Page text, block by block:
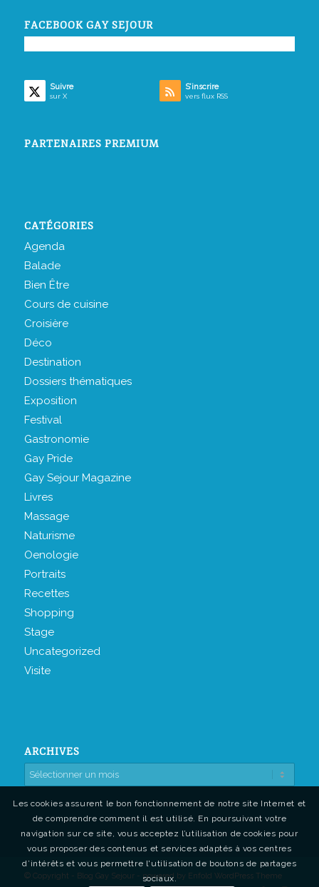
FACEBOOK GAY SEJOUR
Suivre
sur X
S’inscrire
vers flux RSS
PARTENAIRES PREMIUM
CATÉGORIES
Agenda
Balade
Bien Être
Cours de cuisine
Croisière
Déco
Destination
Dossiers thématiques
Exposition
Festival
Gastronomie
Gay Pride
Gay Sejour Magazine
Livres
Massage
Naturisme
Oenologie
Portraits
Recettes
Shopping
Stage
Uncategorized
Visite
ARCHIVES
© Copyright - Blog Gay Sejour - powered by Enfold WordPress Theme
Les cookies assurent le bon fonctionnement de notre site Internet et
de comprendre comment il est utilisé. En poursuivant votre
navigation sur ce site, vous acceptez l’utilisation de cookies pour
vous proposer des contenus et services adaptés à vos centres
d’intérêts et vous permettre l'utilisation de boutons de partages
sociaux.